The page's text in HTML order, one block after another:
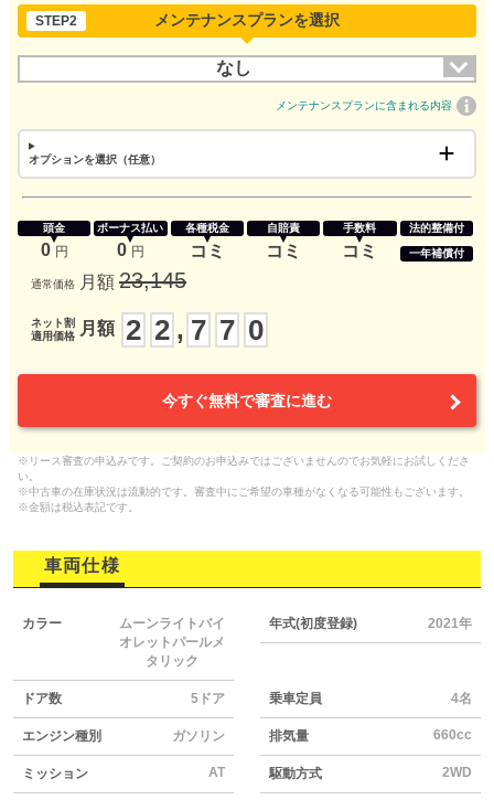
STEP2 メンテナンスプランを選択
なし
メンテナンスプランに含まれる内容
オプションを選択（任意）
頭金
0 円
ボーナス払い
0 円
各種税金
コミ
自賠責
コミ
手数料
コミ
法的整備付
一年補償付
通常価格 月額 23,145
ネット割
適用価格
月額 2 2 , 7 7 0
今すぐ無料で審査に進む
※リース審査の申込みです。ご契約のお申込みではございませんのでお気軽にお試しくださ
い。
※中古車の在庫状況は流動的です。審査中にご希望の車種がなくなる可能性もございます。
※金額は税込表記です。
車両仕様
カラー
ムーンライトバイ
オレットパールメ
タリック
年式(初度登録) 2021年
ドア数 5ドア 乗車定員 4名
エンジン種別 ガソリン 排気量 660cc
ミッション AT 駆動方式 2WD